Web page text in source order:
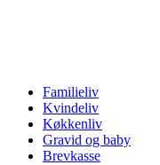
Familieliv
Kvindeliv
Køkkenliv
Gravid og baby
Brevkasse